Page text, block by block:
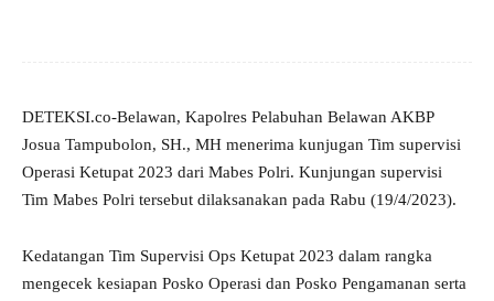
DETEKSI.co-Belawan, Kapolres Pelabuhan Belawan AKBP
Josua Tampubolon, SH., MH menerima kunjugan Tim supervisi
Operasi Ketupat 2023 dari Mabes Polri. Kunjungan supervisi
Tim Mabes Polri tersebut dilaksanakan pada Rabu (19/4/2023).
Kedatangan Tim Supervisi Ops Ketupat 2023 dalam rangka
mengecek kesiapan Posko Operasi dan Posko Pengamanan serta